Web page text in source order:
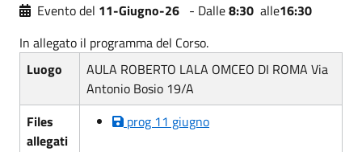
Evento del 11-Giugno-26 - Dalle8:30 alle16:30
In allegato il programma del Corso.
Luogo
AULA ROBERTO LALA OMCEO DI ROMA Via
Antonio Bosio 19/A
Files
allegati
prog 11 giugno